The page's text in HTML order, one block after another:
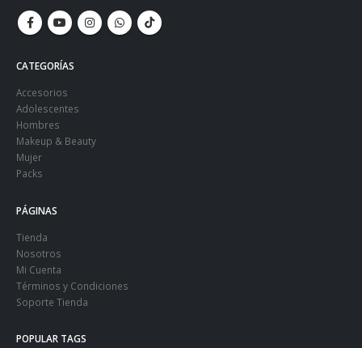
CATEGORÍAS
Accesorios
Adolescentes
Hombres
Makeup & Beauty
Mujer
Packs
PÁGINAS
Tienda
Nosotros
Mi Cuenta
Términos y Condiciones
Soporte Tienda
POPULAR TAGS